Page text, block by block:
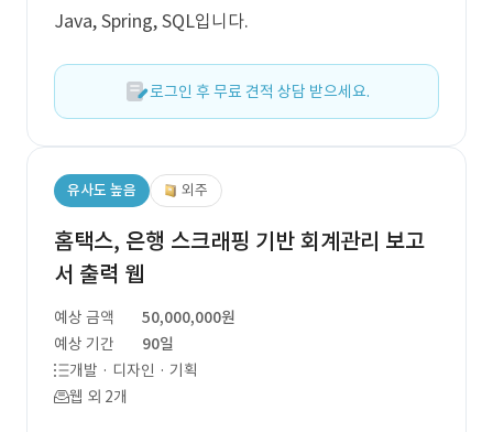
Java, Spring, SQL입니다.
로그인 후 무료 견적 상담 받으세요.
유사도 높음 외주
홈택스, 은행 스크래핑 기반 회계관리 보고
서 출력 웹
예상 금액
50,000,000원
예상 기간
90일
개발 · 디자인 · 기획
웹 외 2개